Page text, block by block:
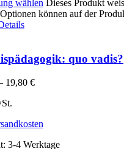
wählen Dieses Produkt
können auf der
quo vadis?
19,80 €
3-4 Werktage